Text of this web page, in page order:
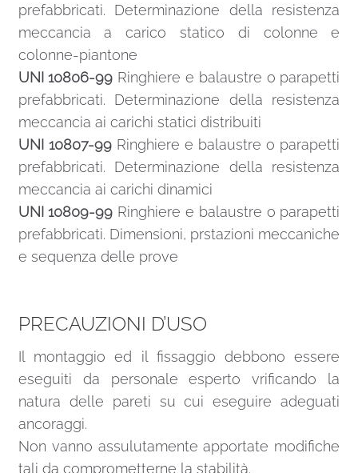
prefabbricati. Determinazione della resistenza
meccancia a carico statico di colonne e
colonne-piantone
UNI 10806-99 Ringhiere e balaustre o parapetti
prefabbricati. Determinazione della resistenza
meccancia ai carichi statici distribuiti
UNI 10807-99Ringhiere e balaustre o parapetti
prefabbricati. Determinazione della resistenza
meccancia ai carichi dinamici
UNI 10809-99 Ringhiere e balaustre o parapetti
prefabbricati. Dimensioni, prstazioni meccaniche
e sequenza delle prove
PRECAUZIONI D’USO
Il montaggio ed il fissaggio debbono essere
eseguiti da personale esperto vrificando la
natura delle pareti su cui eseguire adeguati
ancoraggi.
Non vanno assulutamente apportate modifiche
tali da comprometterne la stabilità.